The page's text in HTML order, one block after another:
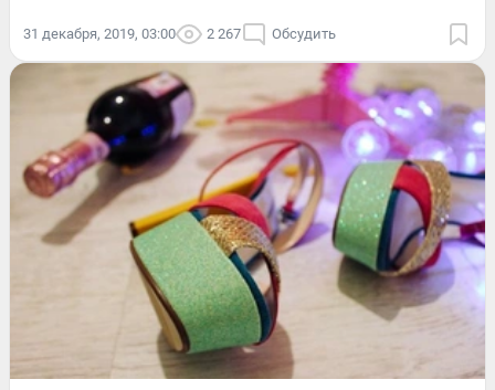
31 декабря, 2019, 03:00 2 267 Обсудить